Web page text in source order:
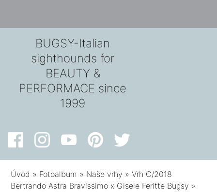
BUGSY-Italian
sighthounds for
BEAUTY &
PERFORMACE since
1999
Úvod » Fotoalbum » Naše vrhy »Vrh C/2018
Bertrando Astra Bravissimo x Gisele Feritte Bugsy »